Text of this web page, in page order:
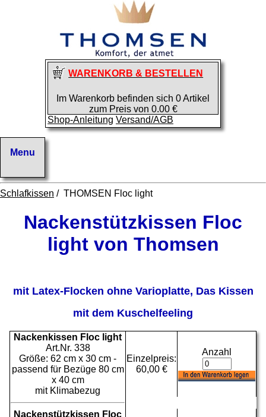
WARENKORB & BESTELLEN
Im Warenkorb befinden sich 0 Artikel
zum Preis von 0.00 €
Shop-Anleitung Versand/AGB
Schlafkissen / THOMSEN Floc light
Nackenstützkissen Floc
light von Thomsen
mit Latex-Flocken ohne Varioplatte, Das Kissen
mit dem Kuschelfeeling
Nackenkissen Floc light
Art.Nr. 338
Größe: 62 cm x 30 cm -
passend für Bezüge 80 cm
x 40 cm
mit Klimabezug
Einzelpreis:
60,00 €
Anzahl
Nackenstützkissen Floc